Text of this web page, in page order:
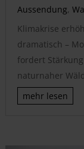
Aussendung,
Klimakrise
dramatisch –
fordert
naturnaher
mehr lesen